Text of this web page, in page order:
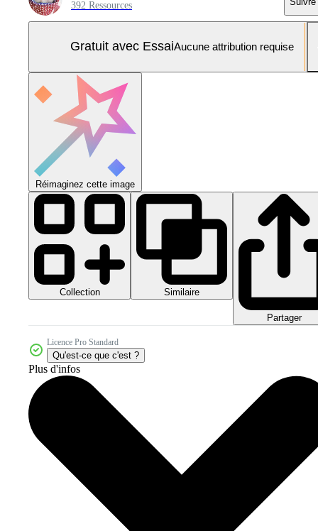
392 Ressources
Gratuit avec EssaiAucune attribution requise
Réimaginez cette image
Collection Similaire
Partager
Licence Pro Standard
Qu'est-ce que c'est ?
Plus d'infos